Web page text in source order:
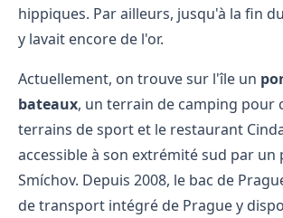
hippiques. Par ailleurs, jusqu'à la fin
y lavait encore de l'or.
Actuellement, on trouve sur l'île un
bateaux, un terrain de camping pour
terrains de sport et le restaurant
accessible à son extrémité sud par un
Smíchov. Depuis 2008, le bac de
de transport intégré de Prague y